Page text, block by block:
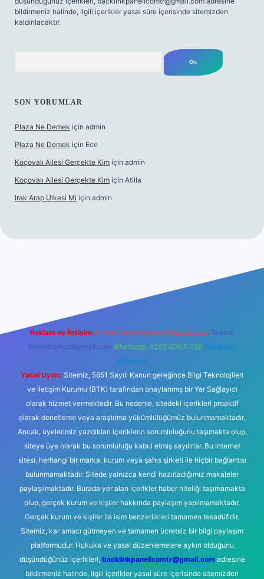
bildirmeniz halinde, ilgili içerikler yasal süre içerisinde sitemizden
kaldırılacaktır.
SON YORUMLAR
Plaza Ne Demek için admin
Plaza Ne Demek için Ece
Koçovalı Ailesi Gerçekte Kim için admin
Koçovalı Ailesi Gerçekte Kim için Atilla
Irak Arap Ülkesi Mi için admin
Reklam ve İletişim: E-mail: backlinkpaneli@gmail.com Teams:
forumhizmeti@gmail.com Whatsapp: 0262 606 0 726 Telegram:
@karabul
Yasal Uyarı: Sitemiz, 5651 Sayılı Kanun gereğince Bilgi Teknolojileri
ve İletişim Kurumu (BTK) tarafından onaylanmış bir Yer Sağlayıcı
olarak hizmet vermektedir. Bu nedenle, sitedeki içerikleri proaktif
olarak denetleme veya araştırma yükümlülüğümüz bulunmamaktadır.
Ancak, üyelerimiz yazdıkları içeriklerin sorumluluğunu taşımakta olup,
siteye üye olarak bu sorumluluğu kabul etmiş sayılırlar. Bu internet
sitesi, herhangi bir marka, kurum veya şahıs şirketi ile hiçbir bağlantısı
bulunmamaktadır. Sitede yalnızca kendi hazırladığımız makaleler
paylaşılmaktadır. Burada yer alan içerikler haber niteliği taşımamakta
olup, gerçek kurum ve kişiler hakkında paylaşım yapılmamaktadır.
Gerçek kurum ve kişiler ile isim benzerlikleri tamamen tesadüfidir.
Sitemiz, kar amacı gütmeyen ve tamamen ücretsiz bir bilgi paylaşım
platformudur. Hukuka ve yasal düzenlemelere aykırı olduğunu
düşündüğünüz içerikleri, backlinkpanelicomtr@gmail.comadresine
bildirmeniz halinde, ilgili içerikler yasal süre içerisinde sitemizden